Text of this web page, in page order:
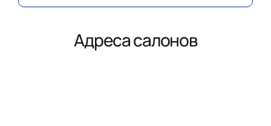
Адреса салонов